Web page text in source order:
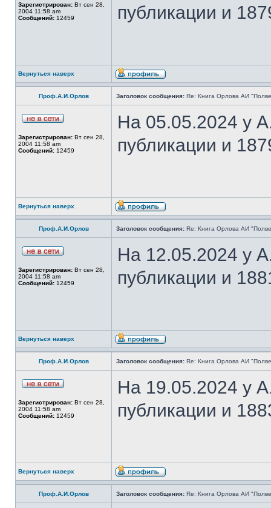
Зарегистрирован: Вт сен 28,
2004 11:58 am
Сообщений: 12459
публикации и
Вернуться наверх
Проф.А.И.Орлов Заголовок сообщения: Re: Книга Орлова АИ
Зарегистрирован: Вт сен 28,
2004 11:58 am
Сообщений: 12459
На 05.05.2024 у
публикации и
Вернуться наверх
Проф.А.И.Орлов Заголовок сообщения: Re: Книга Орлова АИ
Зарегистрирован: Вт сен 28,
2004 11:58 am
Сообщений: 12459
На 12.05.2024 у
публикации и
Вернуться наверх
Проф.А.И.Орлов Заголовок сообщения: Re: Книга Орлова АИ
Зарегистрирован: Вт сен 28,
2004 11:58 am
Сообщений: 12459
На 19.05.2024 у
публикации и
Вернуться наверх
Проф.А.И.Орлов Заголовок сообщения: Re: Книга Орлова АИ